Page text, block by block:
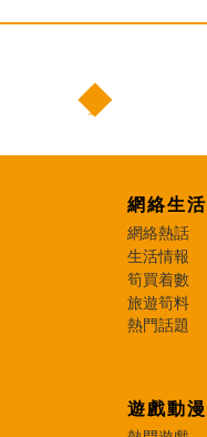
網絡生活
網絡熱話
生活情報
筍買着數
旅遊筍料
熱門話題
遊戲動漫